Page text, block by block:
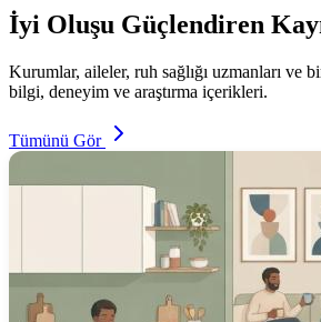
İyi Oluşu Güçlendiren
Kurumlar, aileler, ruh sağlığı uzmanları ve
bilgi, deneyim ve araştırma içerikleri.
Tümünü Gör